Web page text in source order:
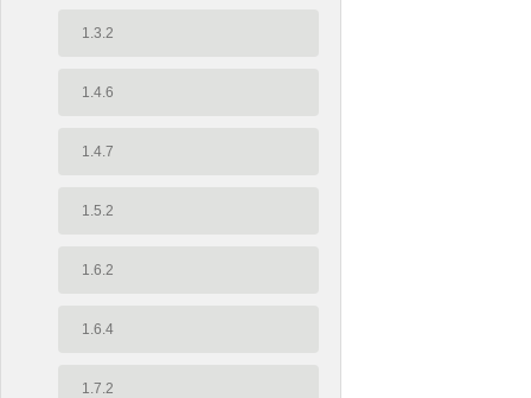
1.3.2
1.4.6
1.4.7
1.5.2
1.6.2
1.6.4
1.7.2